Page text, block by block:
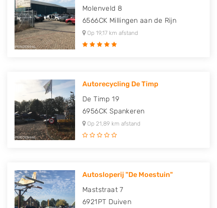
Molenveld 8
6566CK Millingen aan de Rijn
Op 19,17 km afstand
Autorecycling De Timp
De Timp 19
6956CK Spankeren
Op 21,89 km afstand
Autosloperij "De Moestuin"
Maststraat 7
6921PT Duiven